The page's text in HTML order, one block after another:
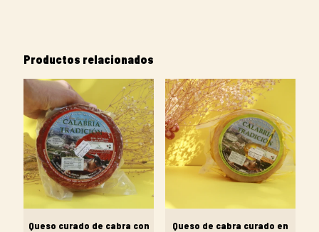
Productos relacionados
Queso curado de cabra con
Queso de cabra curado en